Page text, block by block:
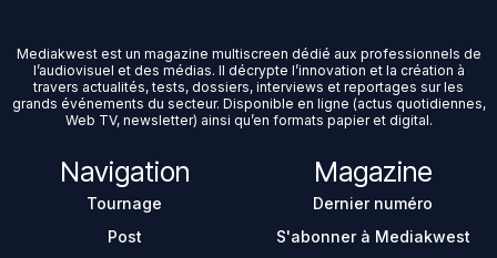
Mediakwest est un magazine multiscreen dédié aux professionnels de
l’audiovisuel et des médias. Il décrypte l’innovation et la création à
travers actualités, tests, dossiers, interviews et reportages sur les
grands événements du secteur. Disponible en ligne (actus quotidiennes,
Web TV, newsletter) ainsi qu’en formats papier et digital.
Navigation
Tournage
Post
Magazine
Dernier numéro
S'abonner à Mediakwest